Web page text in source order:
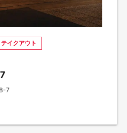
テイクアウト
7